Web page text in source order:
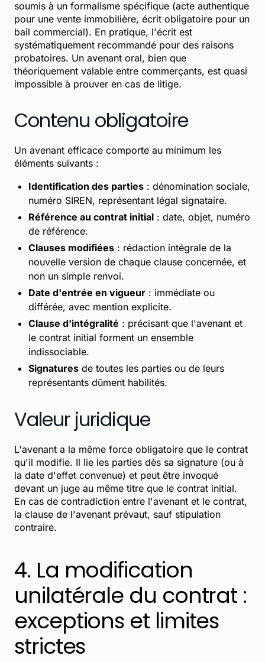
soumis à un formalisme spécifique (acte authentique
pour une vente immobilière, écrit obligatoire pour un
bail commercial). En pratique, l'écrit est
systématiquement recommandé pour des raisons
probatoires. Un avenant oral, bien que
théoriquement valable entre commerçants, est quasi
impossible à prouver en cas de litige.
Contenu obligatoire
Un avenant efficace comporte au minimum les
éléments suivants :
Identification des parties : dénomination sociale,
numéro SIREN, représentant légal signataire.
Référence au contrat initial : date, objet, numéro
de référence.
Clauses modifiées : rédaction intégrale de la
nouvelle version de chaque clause concernée, et
non un simple renvoi.
Date d'entrée en vigueur : immédiate ou
différée, avec mention explicite.
Clause d'intégralité : précisant que l'avenant et
le contrat initial forment un ensemble
indissociable.
Signatures de toutes les parties ou de leurs
représentants dûment habilités.
Valeur juridique
L'avenant a la même force obligatoire que le contrat
qu'il modifie. Il lie les parties dès sa signature (ou à
la date d'effet convenue) et peut être invoqué
devant un juge au même titre que le contrat initial.
En cas de contradiction entre l'avenant et le contrat,
la clause de l'avenant prévaut, sauf stipulation
contraire.
4. La modification
unilatérale du contrat :
exceptions et limites
strictes